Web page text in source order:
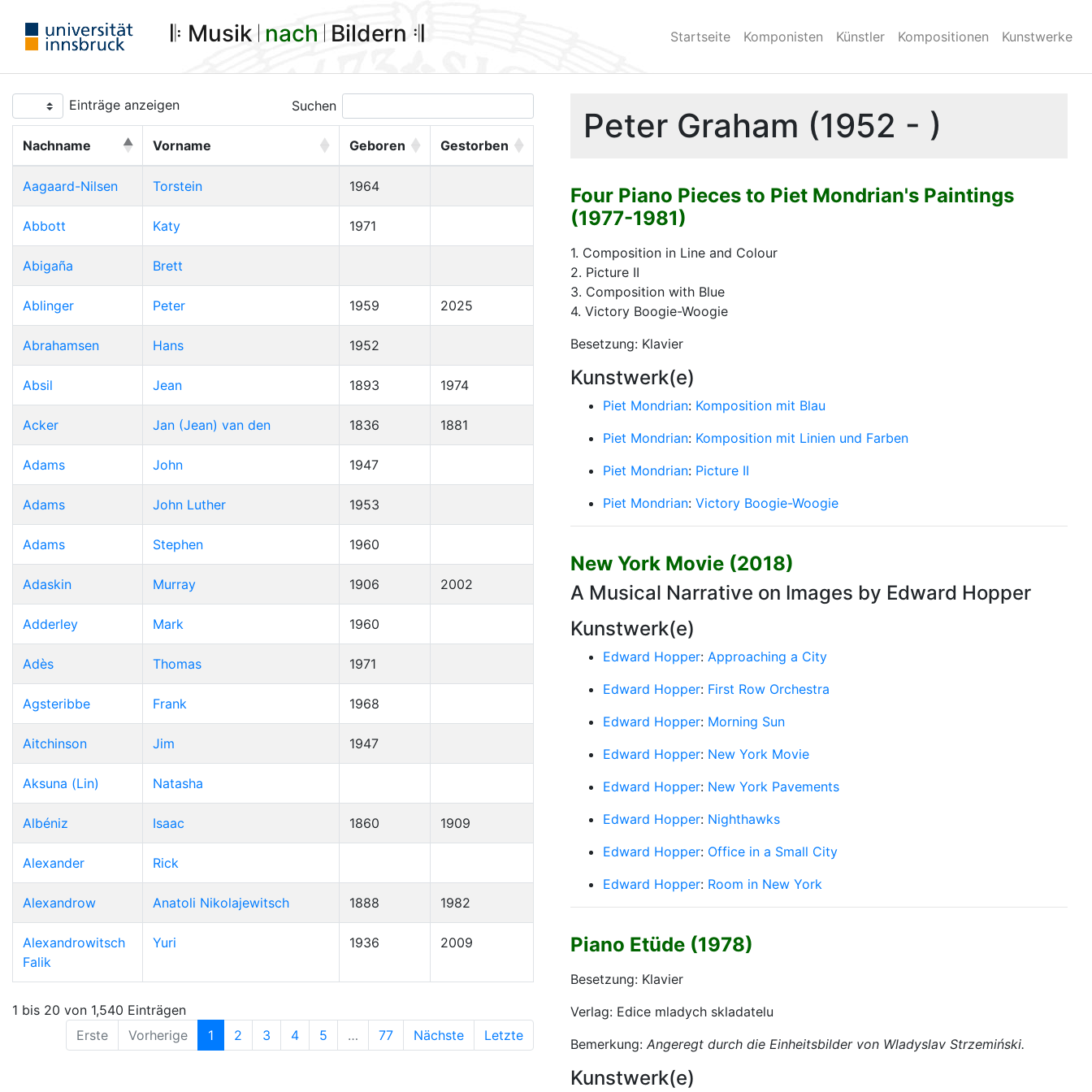
𝄆 Musik 𝄀 nach 𝄀 Bildern 𝄇 Startseite Komponisten Künstler Kompositionen Kunstwerke
Einträge anzeigen Suchen
Nachname Vorname Geboren Gestorben
Aagaard-Nilsen Torstein 1964
Abbott Katy 1971
Abigaña Brett
Ablinger Peter 1959 2025
Abrahamsen Hans 1952
Absil Jean 1893 1974
Acker Jan (Jean) van den 1836 1881
Adams John 1947
Adams John Luther 1953
Adams Stephen 1960
Adaskin Murray 1906 2002
Adderley Mark 1960
Adès Thomas 1971
Agsteribbe Frank 1968
Aitchinson Jim 1947
Aksuna (Lin) Natasha
Albéniz Isaac 1860 1909
Alexander Rick
Alexandrow Anatoli Nikolajewitsch 1888 1982
Alexandrowitsch
Falik
Yuri 1936 2009
1 bis 20 von 1,540 Einträgen
Erste
Vorherige 1 2 3 4 5 … 77 Nächste Letzte
Peter Graham (1952 - )
Four Piano Pieces to Piet Mondrian's Paintings
(1977-1981)
1. Composition in Line and Colour
2. Picture II
3. Composition with Blue
4. Victory Boogie-Woogie
Besetzung: Klavier
Kunstwerk(e)
Piet Mondrian: Komposition mit Blau
Piet Mondrian: Komposition mit Linien und Farben
Piet Mondrian: Picture II
Piet Mondrian: Victory Boogie-Woogie
New York Movie (2018)
A Musical Narrative on Images by Edward Hopper
Kunstwerk(e)
Edward Hopper: Approaching a City
Edward Hopper: First Row Orchestra
Edward Hopper: Morning Sun
Edward Hopper: New York Movie
Edward Hopper: New York Pavements
Edward Hopper: Nighthawks
Edward Hopper: Office in a Small City
Edward Hopper: Room in New York
Piano Etüde (1978)
Besetzung: Klavier
Verlag: Edice mladych skladatelu
Bemerkung: Angeregt durch die Einheitsbildervon Wladyslav Strzemiński.
Kunstwerk(e)